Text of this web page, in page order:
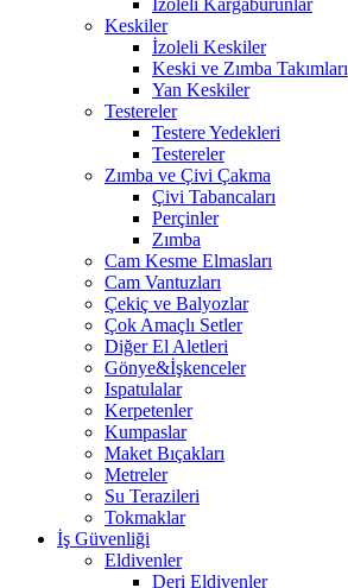
İzoleli Kargaburunlar
Keskiler
İzoleli Keskiler
Keski ve Zımba Takımları
Yan Keskiler
Testereler
Testere Yedekleri
Testereler
Zımba ve Çivi Çakma
Çivi Tabancaları
Perçinler
Zımba
Cam Kesme Elmasları
Cam Vantuzları
Çekiç ve Balyozlar
Çok Amaçlı Setler
Diğer El Aletleri
Gönye&İşkenceler
Ispatulalar
Kerpetenler
Kumpaslar
Maket Bıçakları
Metreler
Su Terazileri
Tokmaklar
İş Güvenliği
Eldivenler
Deri Eldivenler